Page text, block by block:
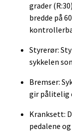
grader
bredde på
Styrerør:
sykkelen
Bremser:
gir pålitelig
Kranksett:
pedalene